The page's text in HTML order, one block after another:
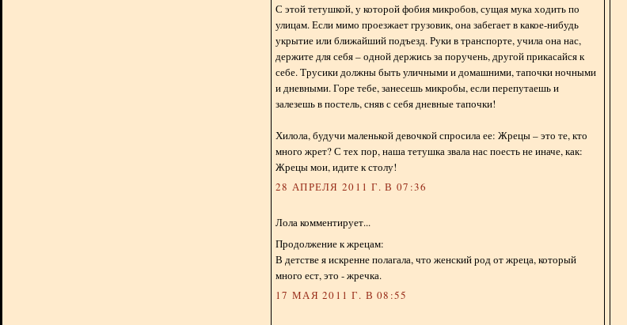
С этой тетушкой, у которой фобия микробов, сущая мука ходить по
улицам. Если мимо проезжает грузовик, она забегает в какое-нибудь
укрытие или ближайший подъезд. Руки в транспорте, учила она нас,
держите для себя – одной держись за поручень, другой прикасайся к
себе. Трусики должны быть уличными и домашними, тапочки ночными
и дневными. Горе тебе, занесешь микробы, если перепутаешь и
залезешь в постель, сняв с себя дневные тапочки!
Хилола, будучи маленькой девочкой спросила ее: Жрецы – это те, кто
много жрет? С тех пор, наша тетушка звала нас поесть не иначе, как:
Жрецы мои, идите к столу!
28 АПРЕЛЯ 2011 Г. В 07:36
Лола комментирует...
Продолжение к жрецам:
В детстве я искренне полагала, что женский род от жреца, который
много ест, это - жречка.
17 МАЯ 2011 Г. В 08:55